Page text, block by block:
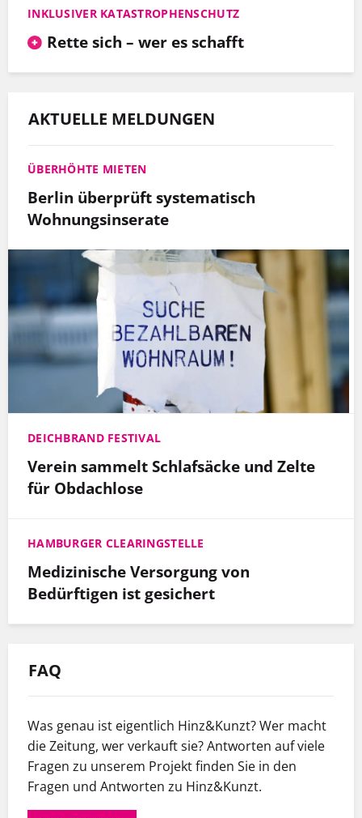
INKLUSIVER KATASTROPHENSCHUTZ
Rette sich – wer es schafft
AKTUELLE MELDUNGEN
ÜBERHÖHTE MIETEN
Berlin überprüft systematisch
Wohnungsinserate
DEICHBRAND FESTIVAL
Verein sammelt Schlafsäcke und Zelte
für Obdachlose
HAMBURGER CLEARINGSTELLE
Medizinische Versorgung von
Bedürftigen ist gesichert
FAQ
Was genau ist eigentlich Hinz&Kunzt? Wer macht
die Zeitung, wer verkauft sie? Antworten auf viele
Fragen zu unserem Projekt finden Sie in den
Fragen und Antworten zu Hinz&Kunzt.